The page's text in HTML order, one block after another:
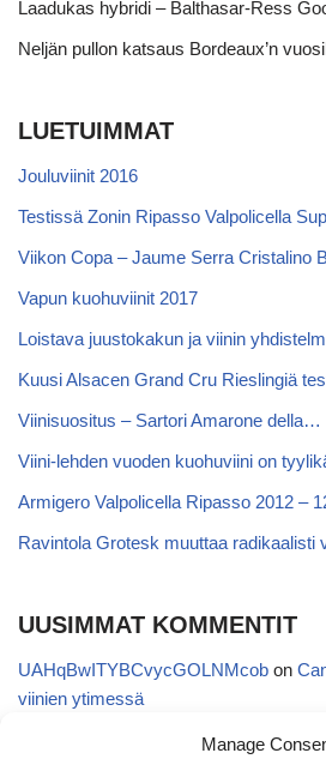
Manage
Laadukas hybridi – Balthasar-Ress
Neljän pullon katsaus Bordeaux’n
LUETUIMMAT
Jouluviinit 2016
Testissä Zonin Ripasso Valpolicella
Viikon Copa – Jaume Serra Cristalino
Vapun kuohuviinit 2017
Loistava juustokakun ja viinin
Kuusi Alsacen Grand Cru Rieslingiä
Viinisuositus – Sartori Amarone della…
Viini-lehden vuoden kuohuviini on
Armigero Valpolicella Ripasso 2012 –
Ravintola Grotesk muuttaa radikaalisti
UUSIMMAT KOMMENTIT
UAHqBwITYBCvycGOLNMcob on
viinien ytimessä
EgVGGttRTxKfbqUaWNglbon